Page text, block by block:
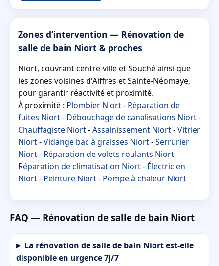
Zones d’intervention — Rénovation de
salle de bain Niort & proches
Niort, couvrant centre-ville et Souché ainsi que
les zones voisines d'Aiffres et Sainte-Néomaye,
pour garantir réactivité et proximité.
À proximité : Plombier Niort- Réparation de
fuites Niort- Débouchage de canalisations Niort-
Chauffagiste Niort-Assainissement Niort-Vitrier
Niort-Vidange bac à graisses Niort-Serrurier
Niort- Réparation de volets roulants Niort-
Réparation de climatisation Niort- Électricien
Niort- Peinture Niort- Pompe à chaleur Niort
FAQ — Rénovation de salle de bain Niort
La rénovation de salle de bain Niort est-elle
disponible en urgence 7j/7